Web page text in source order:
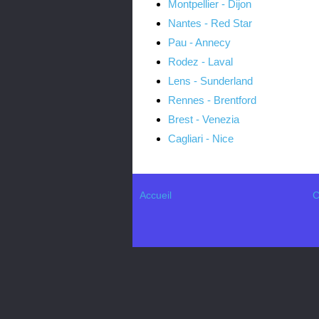
Montpellier - Dijon
Nantes - Red Star
Pau - Annecy
Rodez - Laval
Lens - Sunderland
Rennes - Brentford
Brest - Venezia
Cagliari - Nice
Accueil